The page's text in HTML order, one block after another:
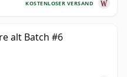
KOSTENLOSER VERSAND
alt Batch #6